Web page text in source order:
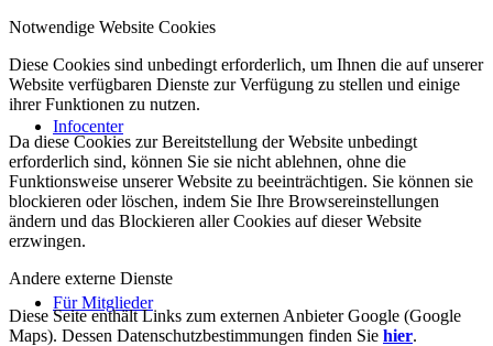
Infocenter
Für Mitglieder
Notwendige Website Cookies
Diese Cookies sind unbedingt erforderlich, um Ihnen die auf unserer
Website verfügbaren Dienste zur Verfügung zu stellen und einige
ihrer Funktionen zu nutzen.
Da diese Cookies zur Bereitstellung der Website unbedingt
erforderlich sind, können Sie sie nicht ablehnen, ohne die
Funktionsweise unserer Website zu beeinträchtigen. Sie können sie
blockieren oder löschen, indem Sie Ihre Browsereinstellungen
ändern und das Blockieren aller Cookies auf dieser Website
erzwingen.
Andere externe Dienste
Diese Seite enthält Links zum externen Anbieter Google (Google
Maps). Dessen Datenschutzbestimmungen finden Sie hier.